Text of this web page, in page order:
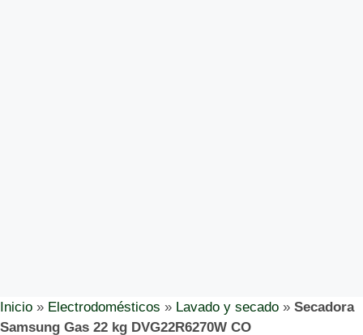
Inicio » Electrodomésticos » Lavado y secado » Secadora
Samsung Gas 22 kg DVG22R6270W CO